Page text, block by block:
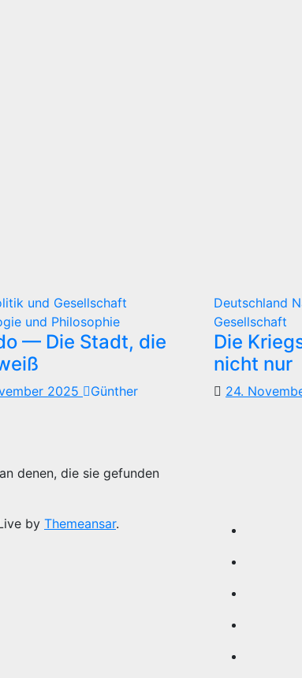
und Gesellschaft
und Philosophie
— Die Stadt, die
2025
Günther
Deutschland
Gesellschaft
Die
nicht nur
24.
denen, die sie gefunden
by Themeansar.